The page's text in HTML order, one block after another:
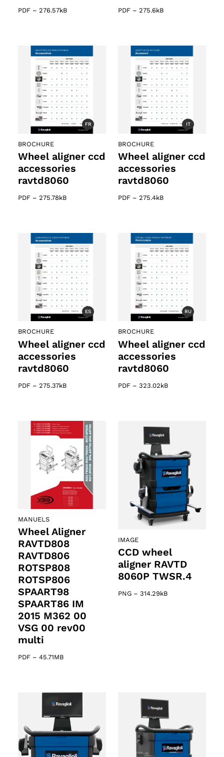
PDF – 276.57kB PDF – 275.6kB
FR
BROCHURE
Wheel aligner ccd
accessories
ravtd8060
PDF – 275.78kB
IT
BROCHURE
Wheel aligner ccd
accessories
ravtd8060
PDF – 275.4kB
ES
BROCHURE
Wheel aligner ccd
accessories
ravtd8060
PDF – 275.37kB
RU
BROCHURE
Wheel aligner ccd
accessories
ravtd8060
PDF – 323.02kB
MANUELS
Wheel Aligner
RAVTD808
RAVTD806
ROTSP808
ROTSP806
SPAART98
SPAART86 IM
2015 M362 00
VSG 00 rev00
multi
PDF – 45.71MB
IMAGE
CCD wheel
aligner RAVTD
8060P TWSR.4
PNG – 314.29kB